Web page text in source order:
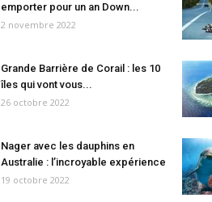
emporter pour un an Down...
2 novembre 2022
Grande Barrière de Corail : les 10
îles qui vont vous...
26 octobre 2022
Nager avec les dauphins en
Australie : l’incroyable expérience
19 octobre 2022